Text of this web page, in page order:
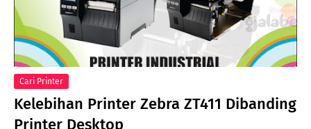
Cari Printer
Kelebihan Printer Zebra ZT411 Dibanding
Printer Desktop